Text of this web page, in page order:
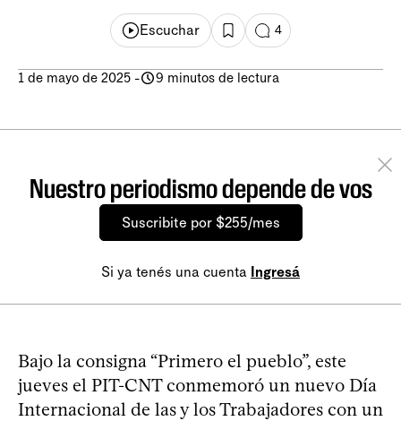
Escuchar 4
1 de mayo de 2025 - 9 minutos de lectura
Nuestro periodismo depende de vos
Suscribite por $255/mes
Si ya tenés una cuenta Ingresá
Bajo la consigna “Primero el pueblo”, este
jueves el PIT-CNT conmemoró un nuevo Día
Internacional de las y los Trabajadores con un